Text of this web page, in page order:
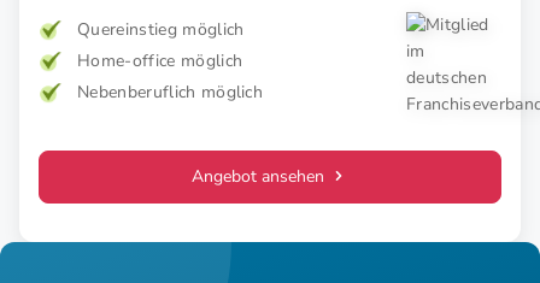
Quereinstieg möglich
Home-office möglich
Nebenberuflich möglich
Angebot ansehen